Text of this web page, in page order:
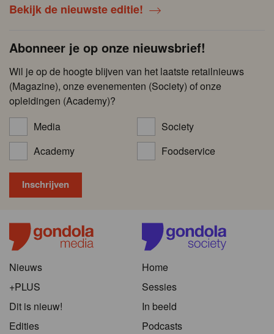
Bekijk de nieuwste editie!
Abonneer je op onze nieuwsbrief!
Wil je op de hoogte blijven van het laatste retailnieuws
(Magazine), onze evenementen (Society) of onze
opleidingen (Academy)?
Media
Society
Academy
Foodservice
Nieuws
+PLUS
Dit is nieuw!
Edities
Home
Sessies
In beeld
Podcasts